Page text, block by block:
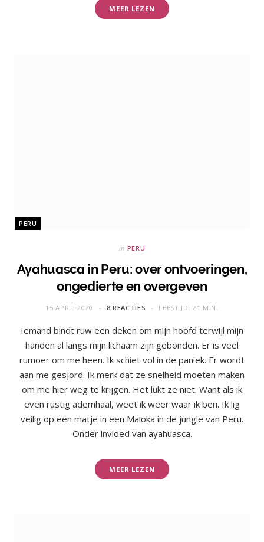
MEER LEZEN
PERU
in PERU
Ayahuasca in Peru: over ontvoeringen,
ongedierte en overgeven
15 APRIL 2020 8 REACTIES LEESTIJD: 21 MIN.
Iemand bindt ruw een deken om mijn hoofd terwijl mijn
handen al langs mijn lichaam zijn gebonden. Er is veel
rumoer om me heen. Ik schiet vol in de paniek. Er wordt
aan me gesjord. Ik merk dat ze snelheid moeten maken
om me hier weg te krijgen. Het lukt ze niet. Want als ik
even rustig ademhaal, weet ik weer waar ik ben. Ik lig
veilig op een matje in een Maloka in de jungle van Peru.
Onder invloed van ayahuasca.
MEER LEZEN